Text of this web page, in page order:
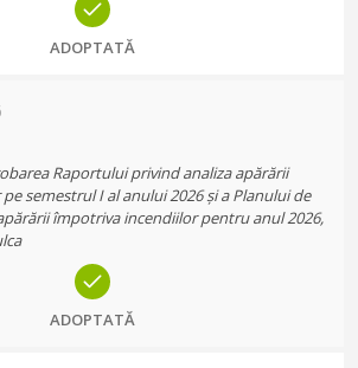
ADOPTATĂ
Raportului privind analiza apărării
semestrul I al anului 2026 și a Planului de
împotriva incendiilor pentru anul 2026,
ADOPTATĂ